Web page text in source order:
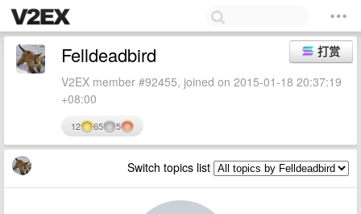
打赏
Felldeadbird
V2EX member #92455, joined on 2015-01-18 20:37:19
+08:00
12 65 5
Switch topics list